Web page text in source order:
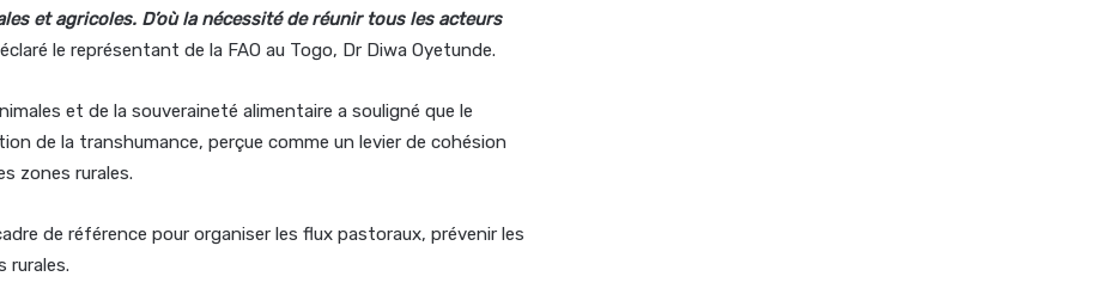
et agricoles. D’où la nécessité de réunir tous les acteurs
le représentant de la FAO au Togo, Dr Diwa Oyetunde.
et de la souveraineté alimentaire a souligné que le
de la transhumance, perçue comme un levier de cohésion
zones rurales.
de référence pour organiser les flux pastoraux, prévenir les
rurales.